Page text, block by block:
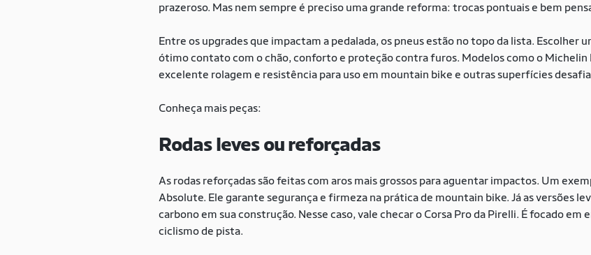
prazeroso. Mas nem sempre é preciso uma grande reforma: trocas pontuais e bem
Entre os upgrades que impactam a pedalada, os pneus estão no topo da lista. Escolher
ótimo contato com o chão, conforto e proteção contra furos. Modelos como o Michelin
excelente rolagem e resistência para uso em mountain bike e outras superfícies
Conheça mais peças:
Rodas leves ou reforçadas
As rodas reforçadas são feitas com aros mais grossos para aguentar impactos. Um
Absolute. Ele garante segurança e firmeza na prática de mountain bike. Já as versões
carbono em sua construção. Nesse caso, vale checar o Corsa Pro da Pirelli. É focado
ciclismo de pista.